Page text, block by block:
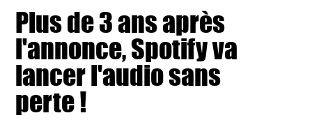
Plus de 3 ans après
l'annonce, Spotify va
lancer l'audio sans
perte !